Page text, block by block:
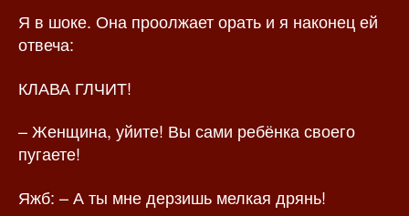
Я в шоке. Она проолжает орать и я наконец ей
отвеча:
КЛАВА ГЛЧИТ!
– Женщина, уйите! Вы сами ребёнка своего
пугаете!
Яжб: – А ты мне дерзишь мелкая дрянь!